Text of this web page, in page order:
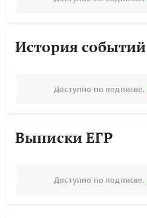
История событий
Доступно по подписке.
Выписки ЕГР
Доступно по подписке.